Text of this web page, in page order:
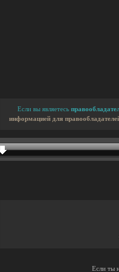
Если вы являетесь
информацией для
Если ты